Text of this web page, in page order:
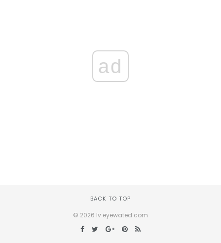
ad
BACK TO TOP
© 2026 lv.eyewated.com